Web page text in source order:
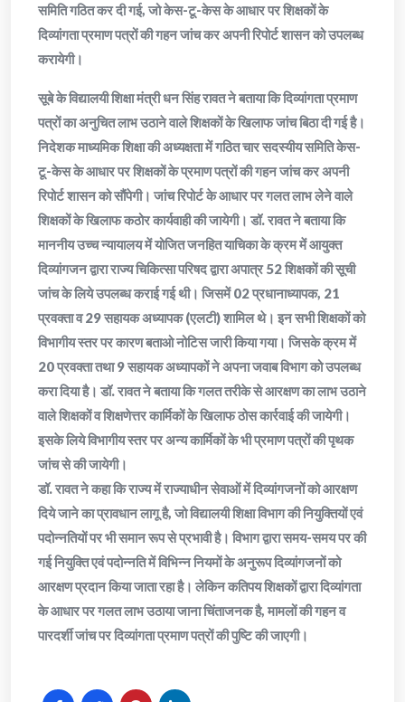
समिति गठित कर दी गई, जो केस-टू-केस के आधार पर शिक्षकों के
दिव्यांगता प्रमाण पत्रों की गहन जांच कर अपनी रिपोर्ट शासन को उपलब्ध
करायेगी।
सूबे के विद्यालयी शिक्षा मंत्री धन सिंह रावत ने बताया कि दिव्यांगता प्रमाण
पत्रों का अनुचित लाभ उठाने वाले शिक्षकों के खिलाफ जांच बिठा दी गई है।
निदेशक माध्यमिक शिक्षा की अध्यक्षता में गठित चार सदस्यीय समिति केस-
टू-केस के आधार पर शिक्षकों के प्रमाण पत्रों की गहन जांच कर अपनी
रिपोर्ट शासन को सौंपेगी। जांच रिपोर्ट के आधार पर गलत लाभ लेने वाले
शिक्षकों के खिलाफ कठोर कार्यवाही की जायेगी। डॉ. रावत ने बताया कि
माननीय उच्च न्यायालय में योजित जनहित याचिका के क्रम में आयुक्त
दिव्यांगजन द्वारा राज्य चिकित्सा परिषद द्वारा अपात्र 52 शिक्षकों की सूची
जांच के लिये उपलब्ध कराई गई थी। जिसमें 02 प्रधानाध्यापक, 21
प्रवक्ता व 29 सहायक अध्यापक (एलटी) शामिल थे। इन सभी शिक्षकों को
विभागीय स्तर पर कारण बताओ नोटिस जारी किया गया। जिसके क्रम में
20 प्रवक्ता तथा 9 सहायक अध्यापकों ने अपना जवाब विभाग को उपलब्ध
करा दिया है। डॉ. रावत ने बताया कि गलत तरीके से आरक्षण का लाभ उठाने
वाले शिक्षकों व शिक्षणेत्तर कार्मिकों के खिलाफ ठोस कार्रवाई की जायेगी।
इसके लिये विभागीय स्तर पर अन्य कार्मिकों के भी प्रमाण पत्रों की पृथक
जांच से की जायेगी।
डॉ. रावत ने कहा कि राज्य में राज्याधीन सेवाओं में दिव्यांगजनों को आरक्षण
दिये जाने का प्रावधान लागू है, जो विद्यालयी शिक्षा विभाग की नियुक्तियों एवं
पदोन्नतियों पर भी समान रूप से प्रभावी है। विभाग द्वारा समय-समय पर की
गई नियुक्ति एवं पदोन्नति में विभिन्न नियमों के अनुरूप दिव्यांगजनों को
आरक्षण प्रदान किया जाता रहा है। लेकिन कतिपय शिक्षकों द्वारा दिव्यांगता
के आधार पर गलत लाभ उठाया जाना चिंताजनक है, मामलों की गहन व
पारदर्शी जांच पर दिव्यांगता प्रमाण पत्रों की पुष्टि की जाएगी।